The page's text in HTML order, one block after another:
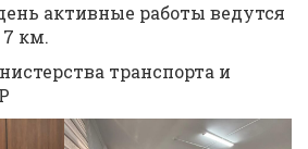
активные работы ведутся
7 км.
транспорта и